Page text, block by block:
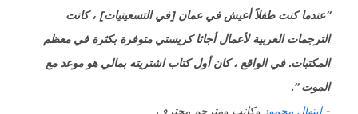
"عندما كنت طفلاً أعيش في عمان [في التسعينيات] ، كانت
الترجمات العربية لأعمال أجاثا كريستي متوفرة بكثرة في معظم
المكتبات. في الواقع ، كان أول كتاب اشتريته بمالي هو موعد مع
الموت ".
- ابتهال محمود وكاتب ومترجم محترف